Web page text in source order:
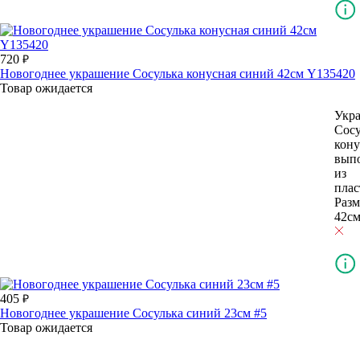
720
Новогоднее украшение Сосулька конусная синий 42см Y135420
Товар ожидается
из
405
Новогоднее украшение Сосулька синий 23см #5
Товар ожидается